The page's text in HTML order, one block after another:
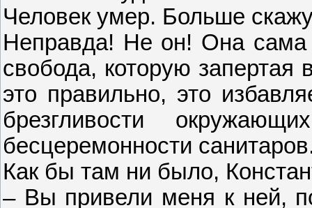
Человек умер. Больше
Неправда! Не он! Она сама
свобода, которую
это правильно, это
брезгливости
бесцеремонности
Как бы там ни было,
– Вы привели меня к ней,